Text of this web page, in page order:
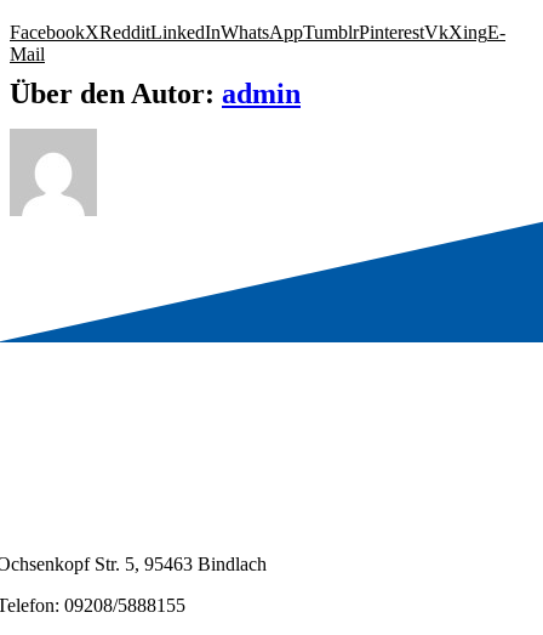
FacebookXRedditLinkedInWhatsAppTumblrPinterestVkXingE-
Mail
Über den Autor: admin
Str. 5, 95463 Bindlach
09208/5888155